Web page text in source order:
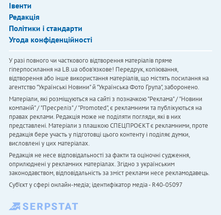
Івенти
Редакція
Політики і стандарти
Угода конфіденційності
У разі повного чи часткового відтворення матеріалів пряме
гіперпосилання на LB.ua обов'язкове! Передрук, копіювання,
відтворення або інше використання матеріалів, що містять посилання на
агентство "Українськi Новини" й "Українська Фото Група", заборонено.
Матеріали, які розміщуються на сайті з позначкою "Реклама" / "Новини
компаній" / "Пресреліз" / "Promoted", є рекламними та публікуються на
правах реклами. Редакція може не поділяти погляди, які в них
представлені. Матеріали з плашкою СПЕЦПРОЄКТ є рекламними, проте
редакція бере участь у підготовці цього контенту і поділяє думки,
висловлені у цих матеріалах.
Редакція не несе відповідальності за факти та оціночні судження,
оприлюднені у рекламних матеріалах. Згідно з українським
законодавством, відповідальність за зміст реклами несе рекламодавець.
Cуб'єкт у сфері онлайн-медіа; ідентифікатор медіа - R40-05097